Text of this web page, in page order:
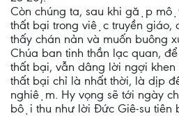
Còn chúng ta, sau khi gặp
thất bại trong việc truyền giáo,
thấy chán nản và muốn buông
Chúa ban tinh thần lạc quan,
thất bại, vẫn dâng lời ngợi
thất bại chỉ là nhất thời, là dịp
nghiệm. Hy vọng sẽ tới ngày
bội thu như lời Đức Giê-su tiên